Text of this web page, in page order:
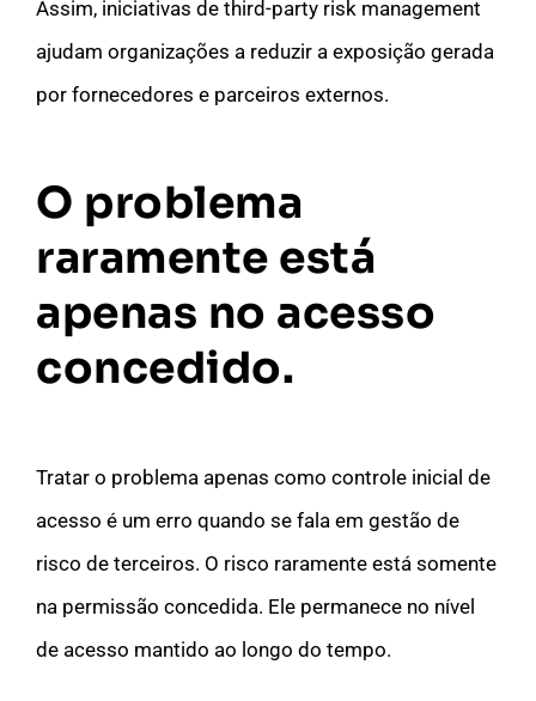
Assim, iniciativas de third-party risk management
ajudam organizações a reduzir a exposição gerada
por fornecedores e parceiros externos.
O problema
raramente está
apenas no acesso
concedido.
Tratar o problema apenas como controle inicial de
acesso é um erro quando se fala em gestão de
risco de terceiros. O risco raramente está somente
na permissão concedida. Ele permanece no nível
de acesso mantido ao longo do tempo.